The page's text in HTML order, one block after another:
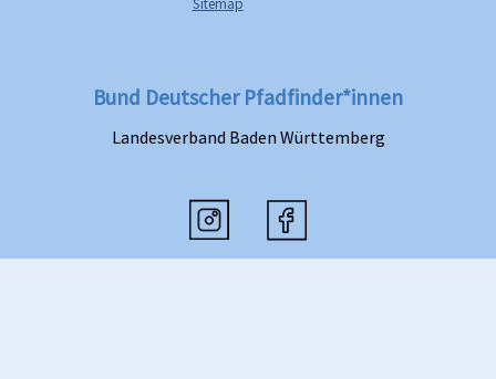
Sitemap
Bund Deutscher Pfadfinder*innen
Landesverband Baden Württemberg